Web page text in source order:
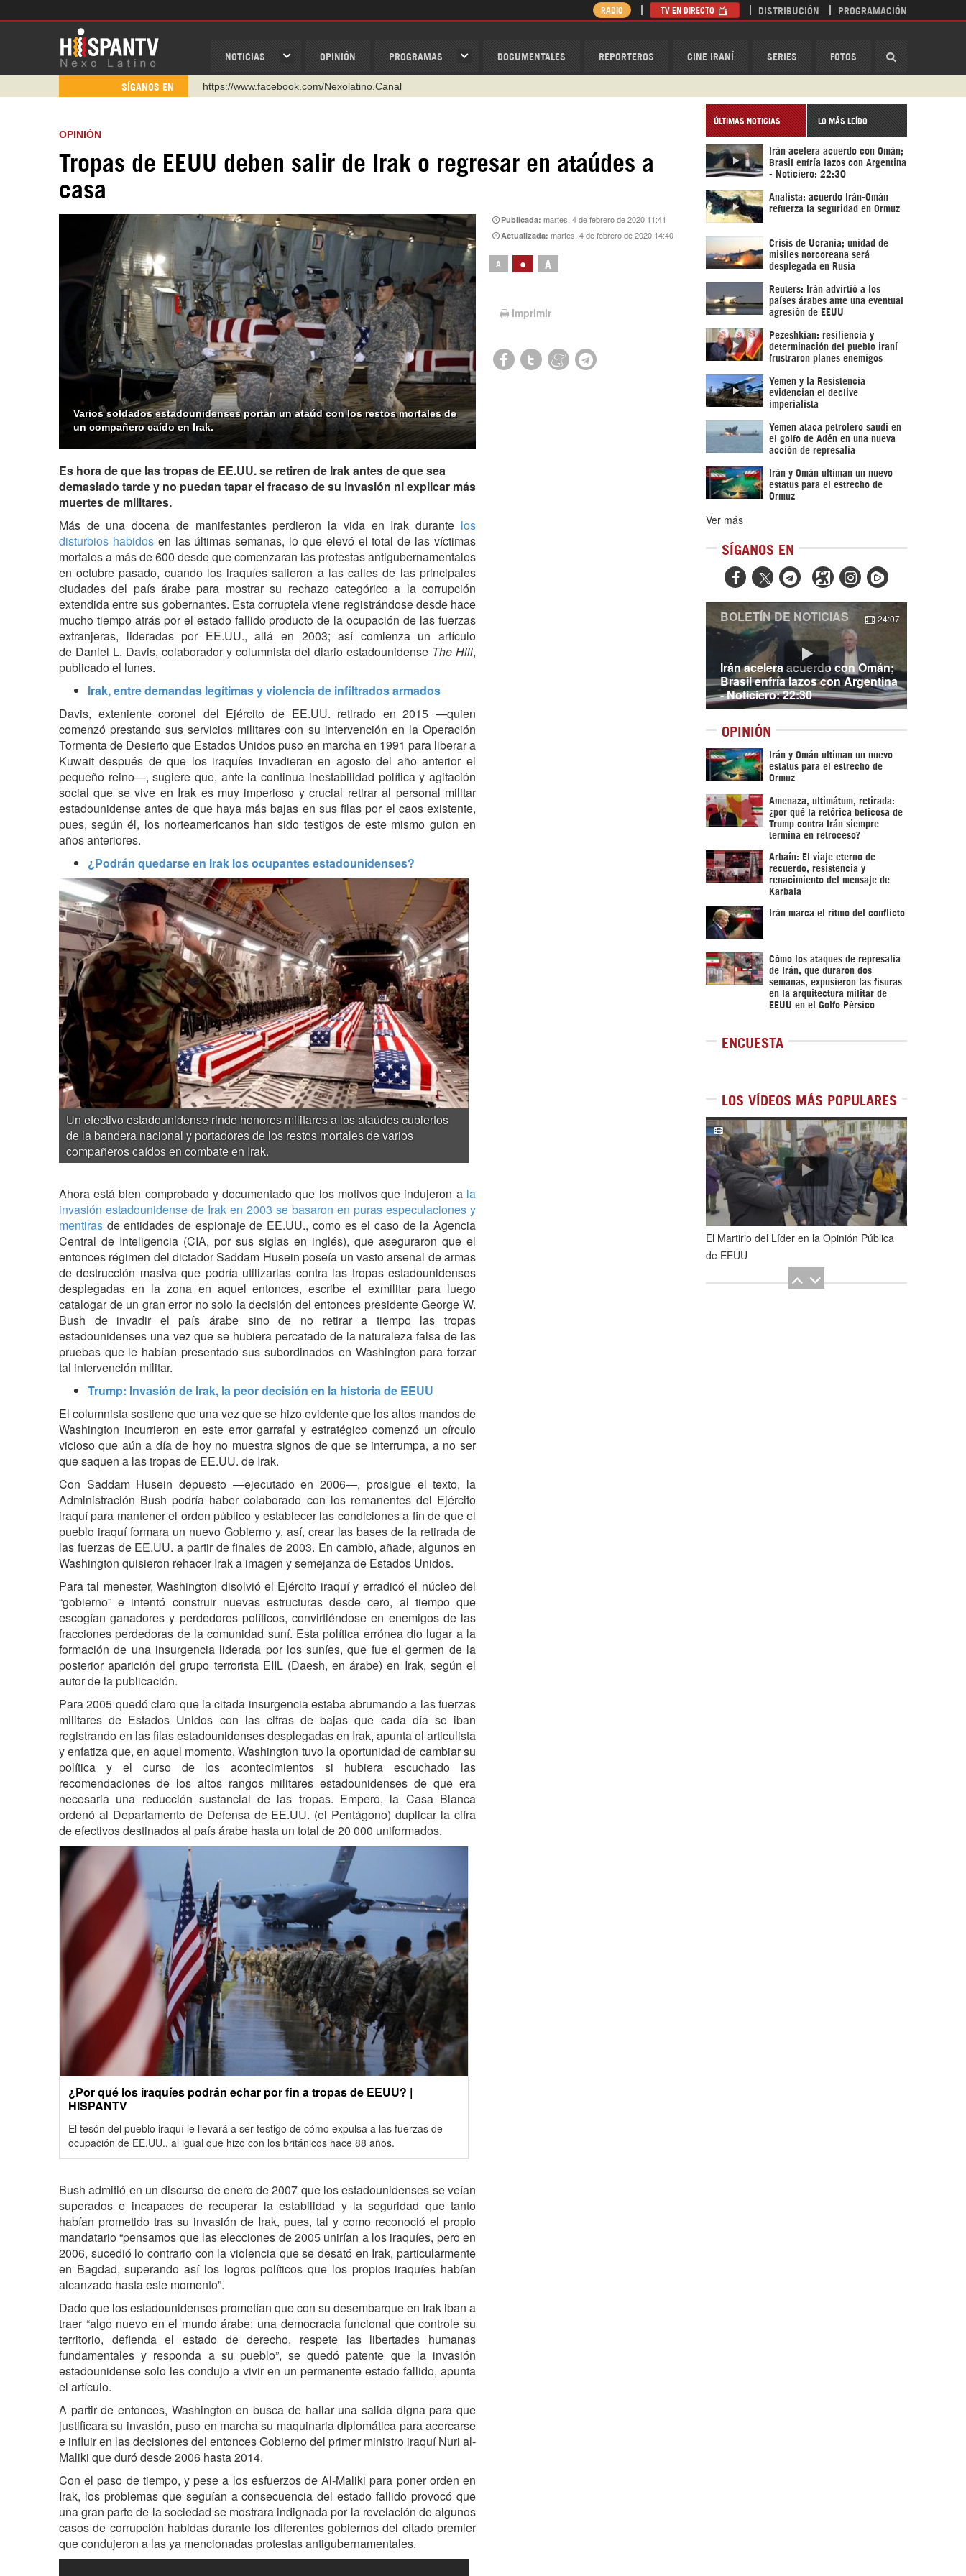
NOTICIAS OPINIÓN PROGRAMAS DOCUMENTALES REPORTEROS CINE IRANÍ SERIES FOTOS
RADIO TV EN DIRECTO DISTRIBUCIÓN PROGRAMACIÓN
SÍGANOS EN
https://www.youtube.com/@nexo_latino
https://urmedium.com/c/hispantv
WhatsApp y Viber: +98 921 79 29 404
https://www.facebook.com/Nexolatino.Canal
OPINIÓN
Tropas de EEUU deben salir de Irak o regresar en ataúdes a
casa
Varios soldados estadounidenses portan un ataúd con los restos mortales de
un compañero caído en Irak.
Publicada:martes, 4 de febrero de 2020 11:41
Actualizada:martes, 4 de febrero de 2020 14:40
A • A
Imprimir
Es hora de que las tropas de EE.UU. se retiren de Irak antes de que sea
demasiado tarde y no puedan tapar el fracaso de su invasión ni explicar más
muertes de militares.
Más de una docena de manifestantes perdieron la vida en Irak durante los
disturbios habidosen las últimas semanas, lo que elevó el total de las víctimas
mortales a más de 600 desde que comenzaran las protestas antigubernamentales
en octubre pasado, cuando los iraquíes salieron a las calles de las principales
ciudades del país árabe para mostrar su rechazo categórico a la corrupción
extendida entre sus gobernantes. Esta corruptela viene registrándose desde hace
mucho tiempo atrás por el estado fallido producto de la ocupación de las fuerzas
extranjeras, lideradas por EE.UU., allá en 2003; así comienza un artículo
de Daniel L. Davis, colaborador y columnista del diario estadounidense The Hill,
publicado el lunes.
Irak, entre demandas legítimas y violencia de infiltrados armados
Davis, exteniente coronel del Ejército de EE.UU. retirado en 2015 —quien
comenzó prestando sus servicios militares con su intervención en la Operación
Tormenta de Desierto que Estados Unidos puso en marcha en 1991 para liberar a
Kuwait después de que los iraquíes invadieran en agosto del año anterior el
pequeño reino—, sugiere que, ante la continua inestabilidad política y agitación
social que se vive en Irak es muy imperioso y crucial retirar al personal militar
estadounidense antes de que haya más bajas en sus filas por el caos existente,
pues, según él, los norteamericanos han sido testigos de este mismo guion en
años anteriores.
¿Podrán quedarse en Irak los ocupantes estadounidenses?
Un efectivo estadounidense rinde honores militares a los ataúdes cubiertos
de la bandera nacional y portadores de los restos mortales de varios
compañeros caídos en combate en Irak.
Ahora está bien comprobado y documentado que los motivos que indujeron a la
invasión estadounidense de Irak en 2003 se basaron en puras especulaciones y
mentiras de entidades de espionaje de EE.UU., como es el caso de la Agencia
Central de Inteligencia (CIA, por sus siglas en inglés), que aseguraron que el
entonces régimen del dictador Saddam Husein poseía un vasto arsenal de armas
de destrucción masiva que podría utilizarlas contra las tropas estadounidenses
desplegadas en la zona en aquel entonces, escribe el exmilitar para luego
catalogar de un gran error no solo la decisión del entonces presidente George W.
Bush de invadir el país árabe sino de no retirar a tiempo las tropas
estadounidenses una vez que se hubiera percatado de la naturaleza falsa de las
pruebas que le habían presentado sus subordinados en Washington para forzar
tal intervención militar.
Trump: Invasión de Irak, la peor decisión en la historia de EEUU
El columnista sostiene que una vez que se hizo evidente que los altos mandos de
Washington incurrieron en este error garrafal y estratégico comenzó un círculo
vicioso que aún a día de hoy no muestra signos de que se interrumpa, a no ser
que saquen a las tropas de EE.UU. de Irak.
Con Saddam Husein depuesto —ejecutado en 2006—, prosigue el texto, la
Administración Bush podría haber colaborado con los remanentes del Ejército
iraquí para mantener el orden público y establecer las condiciones a fin de que el
pueblo iraquí formara un nuevo Gobierno y, así, crear las bases de la retirada de
las fuerzas de EE.UU. a partir de finales de 2003. En cambio, añade, algunos en
Washington quisieron rehacer Irak a imagen y semejanza de Estados Unidos.
Para tal menester, Washington disolvió el Ejército iraquí y erradicó el núcleo del
“gobierno” e intentó construir nuevas estructuras desde cero, al tiempo que
escogían ganadores y perdedores políticos, convirtiéndose en enemigos de las
fracciones perdedoras de la comunidad suní. Esta política errónea dio lugar a la
formación de una insurgencia liderada por los suníes, que fue el germen de la
posterior aparición del grupo terrorista EIIL (Daesh, en árabe) en Irak, según el
autor de la publicación.
Para 2005 quedó claro que la citada insurgencia estaba abrumando a las fuerzas
militares de Estados Unidos con las cifras de bajas que cada día se iban
registrando en las filas estadounidenses desplegadas en Irak, apunta el articulista
y enfatiza que, en aquel momento, Washington tuvo la oportunidad de cambiar su
política y el curso de los acontecimientos si hubiera escuchado las
recomendaciones de los altos rangos militares estadounidenses de que era
necesaria una reducción sustancial de las tropas. Empero, la Casa Blanca
ordenó al Departamento de Defensa de EE.UU. (el Pentágono) duplicar la cifra
de efectivos destinados al país árabe hasta un total de 20 000 uniformados.
¿Por qué los iraquíes podrán echar por fin a tropas de EEUU? |
HISPANTV
El tesón del pueblo iraquí le llevará a ser testigo de cómo expulsa a las fuerzas de
ocupación de EE.UU., al igual que hizo con los británicos hace 88 años.
Bush admitió en un discurso de enero de 2007 que los estadounidenses se veían
superados e incapaces de recuperar la estabilidad y la seguridad que tanto
habían prometido tras su invasión de Irak, pues, tal y como reconoció el propio
mandatario “pensamos que las elecciones de 2005 unirían a los iraquíes, pero en
2006, sucedió lo contrario con la violencia que se desató en Irak, particularmente
en Bagdad, superando así los logros políticos que los propios iraquíes habían
alcanzado hasta este momento”.
Dado que los estadounidenses prometían que con su desembarque en Irak iban a
traer “algo nuevo en el mundo árabe: una democracia funcional que controle su
territorio, defienda el estado de derecho, respete las libertades humanas
fundamentales y responda a su pueblo”, se quedó patente que la invasión
estadounidense solo les condujo a vivir en un permanente estado fallido, apunta
el artículo.
A partir de entonces, Washington en busca de hallar una salida digna para que
justificara su invasión, puso en marcha su maquinaria diplomática para acercarse
e influir en las decisiones del entonces Gobierno del primer ministro iraquí Nuri al-
Maliki que duró desde 2006 hasta 2014.
Con el paso de tiempo, y pese a los esfuerzos de Al-Maliki para poner orden en
Irak, los problemas que seguían a consecuencia del estado fallido provocó que
una gran parte de la sociedad se mostrara indignada por la revelación de algunos
casos de corrupción habidas durante los diferentes gobiernos del citado premier
que condujeron a las ya mencionadas protestas antigubernamentales.
ÚLTIMAS NOTICIAS LO MÁS LEÍDO
Irán acelera acuerdo con Omán;
Brasil enfría lazos con Argentina
- Noticiero: 22:30
Analista: acuerdo Irán-Omán
refuerza la seguridad en Ormuz
Crisis de Ucrania; unidad de
misiles norcoreana será
desplegada en Rusia
Reuters: Irán advirtió a los
países árabes ante una eventual
agresión de EEUU
Pezeshkian: resiliencia y
determinación del pueblo iraní
frustraron planes enemigos
Yemen y la Resistencia
evidencian el declive
imperialista
Yemen ataca petrolero saudí en
el golfo de Adén en una nueva
acción de represalia
Irán y Omán ultiman un nuevo
estatus para el estrecho de
Ormuz
Ver más
SÍGANOS EN
  
Irán acelera acuerdo con Omán;
Brasil enfría lazos con Argentina
- Noticiero: 22:30
BOLETÍN DE NOTICIAS 24:07
OPINIÓN
Irán y Omán ultiman un nuevo
estatus para el estrecho de
Ormuz
Amenaza, ultimátum, retirada:
¿por qué la retórica belicosa de
Trump contra Irán siempre
termina en retroceso?
Arbaín: El viaje eterno de
recuerdo, resistencia y
renacimiento del mensaje de
Karbala
Irán marca el ritmo del conflicto
Cómo los ataques de represalia
de Irán, que duraron dos
semanas, expusieron las fisuras
en la arquitectura militar de
EEUU en el Golfo Pérsico
ENCUESTA
LOS VÍDEOS MÁS POPULARES
1de5
El Martirio del Líder en la Opinión Pública
de EEUU